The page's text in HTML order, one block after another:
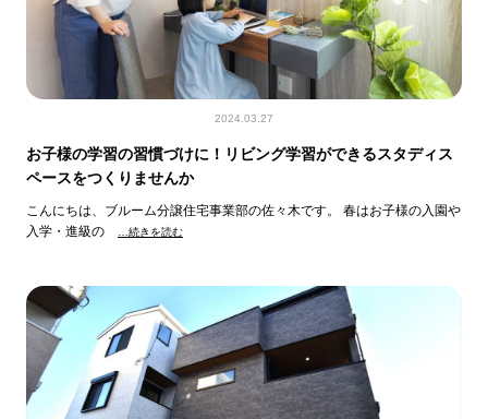
2024.03.27
お子様の学習の習慣づけに！リビング学習ができるスタディス
ペースをつくりませんか
こんにちは、ブルーム分譲住宅事業部の佐々木です。 春はお子様の入園や
入学・進級の
…続きを読む